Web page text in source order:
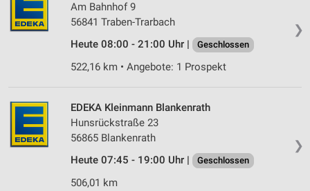
❯
Am Bahnhof 9
56841 Traben-Trarbach
Heute 08:00 - 21:00 Uhr |
Geschlossen
522,16 km • Angebote: 1 Prospekt
❯
EDEKA Kleinmann Blankenrath
Hunsrückstraße 23
56865 Blankenrath
Heute 07:45 - 19:00 Uhr |
Geschlossen
506,01 km